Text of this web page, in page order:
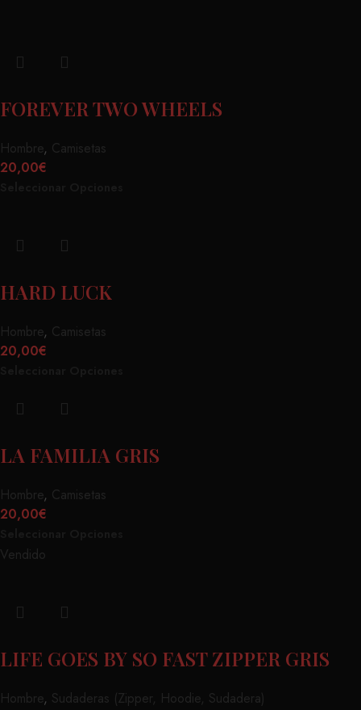
FOREVER TWO WHEELS
Hombre, Camisetas
20,00€
HARD LUCK
Hombre, Camisetas
20,00€
LA FAMILIA GRIS
Hombre, Camisetas
20,00€
Vendido
LIFE GOES BY SO FAST ZIPPER GRIS
Hombre, Sudaderas (Zipper, Hoodie, Sudadera)